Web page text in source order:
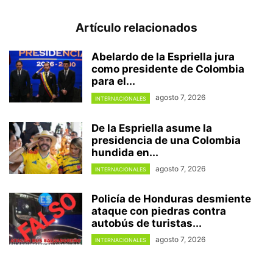
Artículo relacionados
Abelardo de la Espriella jura
como presidente de Colombia
para el...
INTERNACIONALES agosto 7, 2026
De la Espriella asume la
presidencia de una Colombia
hundida en...
INTERNACIONALES agosto 7, 2026
Policía de Honduras desmiente
ataque con piedras contra
autobús de turistas...
INTERNACIONALES agosto 7, 2026